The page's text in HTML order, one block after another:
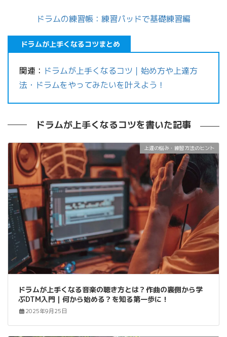
ドラムの練習帳：練習パッドで基礎練習編
ドラムが上手くなるコツまとめ
関連： ドラムが上手くなるコツ｜始め方や上達方
法・ドラムをやってみたいを叶えよう！
ドラムが上手くなるコツを書いた記事
上達の悩み・練習方法のヒント
ドラムが上手くなる音楽の聴き方とは？作曲の裏側から学
ぶDTM入門｜何から始める？を知る第一歩に！
2025年9月25日